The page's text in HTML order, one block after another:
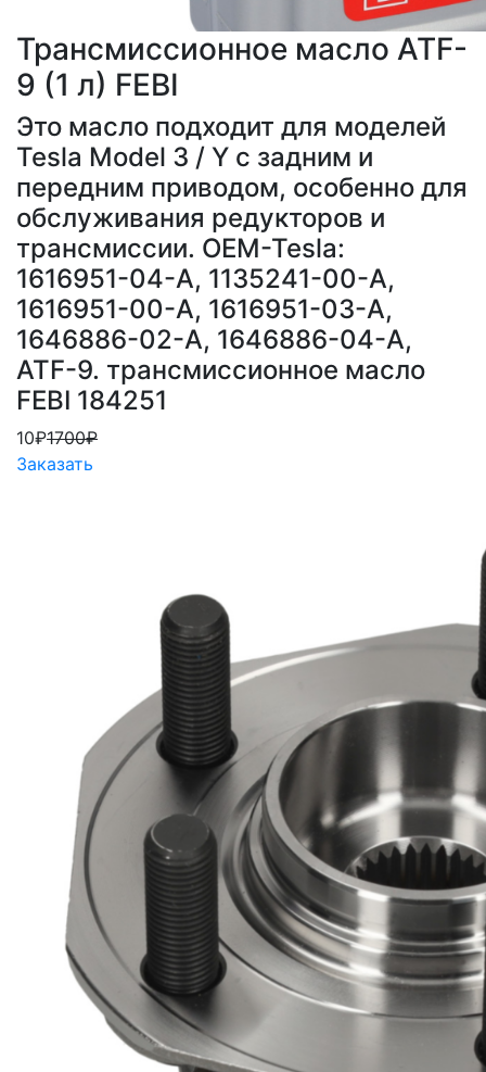
Трансмиссионное масло ATF-
9 (1 л) FEBI
Это масло подходит для моделей
Tesla Model 3 / Y с задним и
передним приводом, особенно для
обслуживания редукторов и
трансмиссии. OEM-Tesla:
1616951-04-A, 1135241-00-A,
1616951-00-A, 1616951-03-A,
1646886-02-A, 1646886-04-A,
ATF-9. трансмиссионное масло
FEBI 184251
10₽1700₽
Заказать